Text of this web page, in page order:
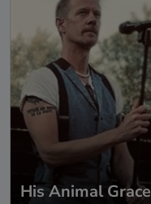
His Animal Grace